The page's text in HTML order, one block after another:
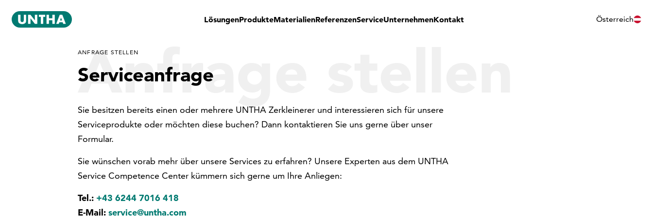
LösungenProdukteMaterialienReferenzenServiceUnternehmenKontakt Österreich
Anfrage stellen
ANFRAGE STELLEN
Serviceanfrage
Sie besitzen bereits einen oder mehrere UNTHA Zerkleinerer und interessieren sich für unsere
Serviceprodukte oder möchten diese buchen? Dann kontaktieren Sie uns gerne über unser
Formular.
Sie wünschen vorab mehr über unsere Services zu erfahren? Unsere Experten aus dem UNTHA
Service Competence Center kümmern sich gerne um Ihre Anliegen:
Tel.: +43 6244 7016 418
E-Mail: service@untha.com